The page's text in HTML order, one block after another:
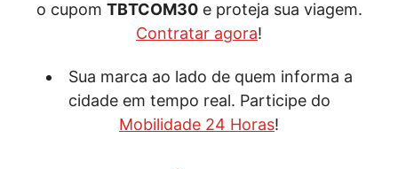
o cupom TBTCOM30e proteja sua viagem.
Contratar agora!
Sua marca ao lado de quem informa a
cidade em tempo real. Participe do
Mobilidade 24 Horas!